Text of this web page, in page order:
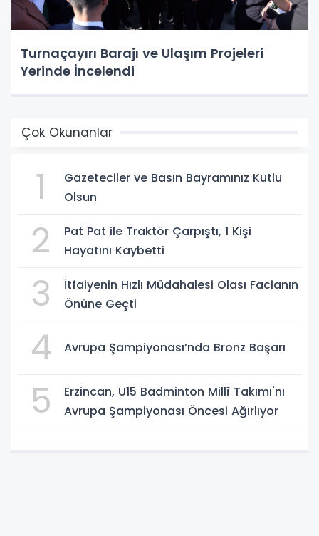
Turnaçayırı Barajı ve Ulaşım Projeleri
Yerinde İncelendi
Çok Okunanlar
1
Gazeteciler ve Basın Bayramınız Kutlu
Olsun
2
Pat Pat ile Traktör Çarpıştı, 1 Kişi
Hayatını Kaybetti
3
İtfaiyenin Hızlı Müdahalesi Olası Facianın
Önüne Geçti
4 Avrupa Şampiyonası’nda Bronz Başarı
5
Erzincan, U15 Badminton Millî Takımı'nı
Avrupa Şampiyonası Öncesi Ağırlıyor